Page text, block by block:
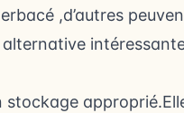
,d’autres
stockage